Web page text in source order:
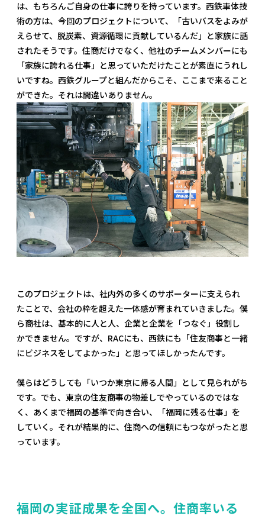
は、もちろんご自身の仕事に誇りを持っています。西鉄車体技
術の方は、今回のプロジェクトについて、「古いバスをよみが
えらせて、脱炭素、資源循環に貢献しているんだ」と家族に話
されたそうです。住商だけでなく、他社のチームメンバーにも
「家族に誇れる仕事」と思っていただけたことが素直にうれし
いですね。西鉄グループと組んだからこそ、ここまで来ること
ができた。それは間違いありません。
このプロジェクトは、社内外の多くのサポーターに支えられ
たことで、会社の枠を超えた一体感が育まれていきました。僕
ら商社は、基本的に人と人、企業と企業を「つなぐ」役割し
かできません。ですが、RACにも、西鉄にも「住友商事と一緒
にビジネスをしてよかった」と思ってほしかったんです。
僕らはどうしても「いつか東京に帰る人間」として見られがち
です。でも、東京の住友商事の物差しでやっているのではな
く、あくまで福岡の基準で向き合い、「福岡に残る仕事」を
していく。それが結果的に、住商への信頼にもつながったと思
っています。
福岡の実証成果を全国へ。住商率いる